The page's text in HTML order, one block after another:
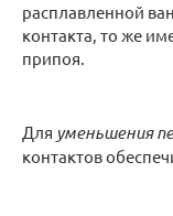
расплавленной
контакта, то же
припоя.
Для уменьшения
контактов